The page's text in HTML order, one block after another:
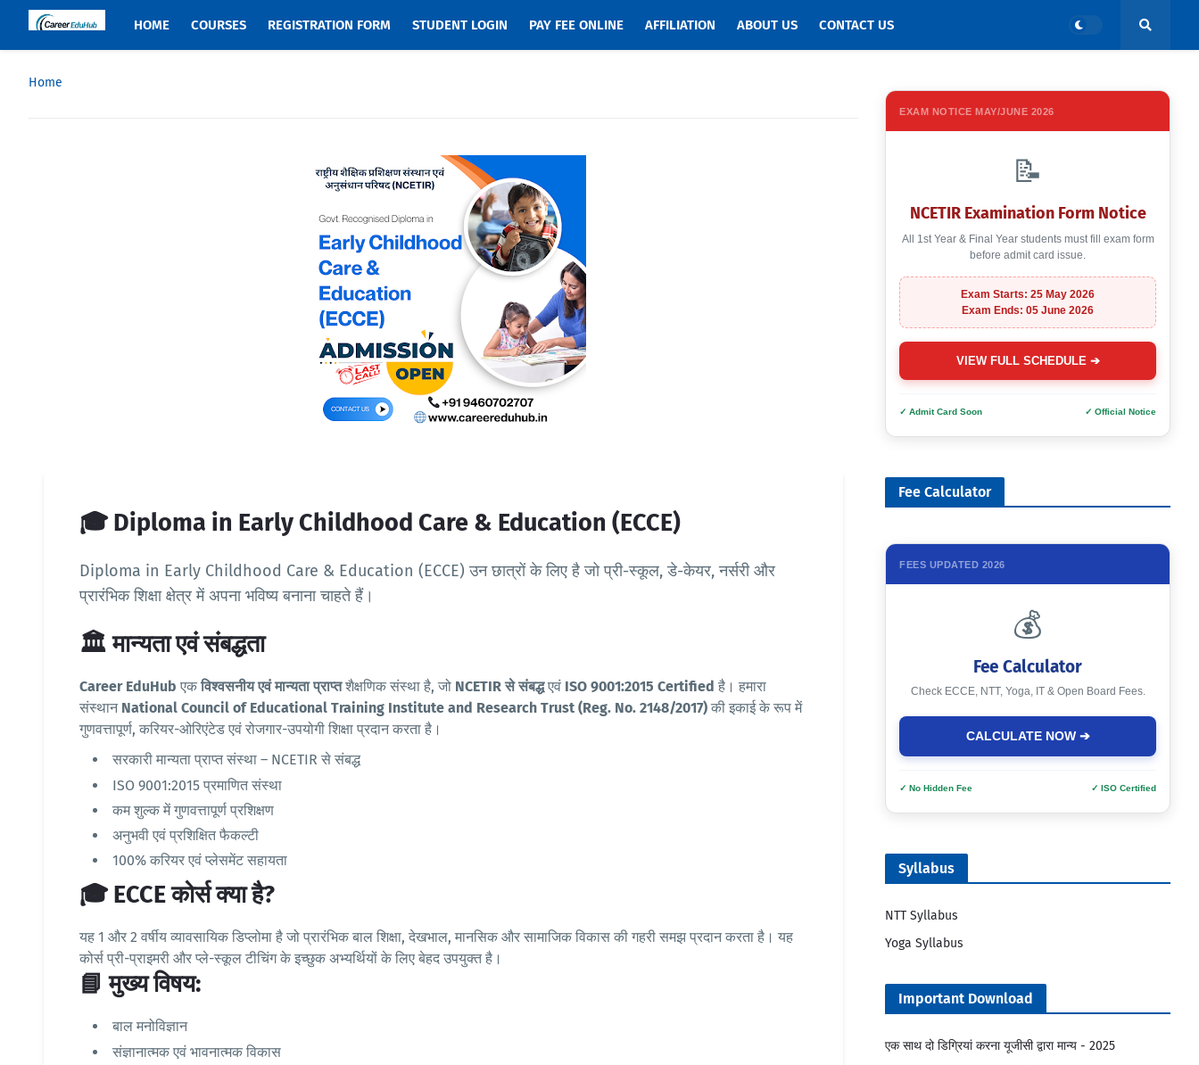
HOME COURSES REGISTRATION FORM STUDENT LOGIN PAY FEE ONLINE AFFILIATION ABOUT US CONTACT US
Home
🎓 Diploma in Early Childhood Care & Education (ECCE)
Diploma in Early Childhood Care & Education (ECCE) उन छात्रों के लिए है जो प्री-स्कूल, डे-केयर, नर्सरी और
प्रारंभिक शिक्षा क्षेत्र में अपना भविष्य बनाना चाहते हैं।
🏛️ मान्यता एवं संबद्धता
Career EduHub एकविश्वसनीय एवं मान्यता प्राप्तशैक्षणिक संस्था है, जो NCETIR से संबद्धएवं ISO 9001:2015 Certified है। हमारा
संस्थान National Council of Educational Training Institute and Research Trust (Reg. No. 2148/2017) की इकाई के रूप में
गुणवत्तापूर्ण, करियर-ओरिएंटेड एवं रोजगार-उपयोगी शिक्षा प्रदान करता है।
सरकारी मान्यता प्राप्त संस्था – NCETIR से संबद्ध
ISO 9001:2015 प्रमाणित संस्था
कम शुल्क में गुणवत्तापूर्ण प्रशिक्षण
अनुभवी एवं प्रशिक्षित फैकल्टी
100% करियर एवं प्लेसमेंट सहायता
🎓 ECCE कोर्स क्या है?
यह 1 और 2 वर्षीय व्यावसायिक डिप्लोमा है जो प्रारंभिक बाल शिक्षा, देखभाल, मानसिक और सामाजिक विकास की गहरी समझ प्रदान करता है। यह
कोर्स प्री-प्राइमरी और प्ले-स्कूल टीचिंग के इच्छुक अभ्यर्थियों के लिए बेहद उपयुक्त है।
📘 मुख्य विषय:
बाल मनोविज्ञान
संज्ञानात्मक एवं भावनात्मक विकास
EXAM NOTICE MAY/JUNE 2026
📝
NCETIR Examination Form Notice
All 1st Year & Final Year students must fill exam form
before admit card issue.
Exam Starts: 25 May 2026
Exam Ends: 05 June 2026
VIEW FULL SCHEDULE ➔
✓ Admit Card Soon ✓ Official Notice
Fee Calculator
FEES UPDATED 2026
💰
Fee Calculator
Check ECCE, NTT, Yoga, IT & Open Board Fees.
CALCULATE NOW ➔
✓ No Hidden Fee ✓ ISO Certified
Syllabus
NTT Syllabus
Yoga Syllabus
Important Download
एक साथ दो डिग्रियां करना यूजीसी द्वारा मान्य - 2025